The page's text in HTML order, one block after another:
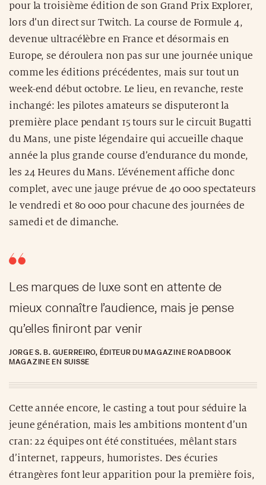
pour la troisième édition de son Grand Prix Explorer,
lors d’un direct sur Twitch. La course de Formule 4,
devenue ultracélèbre en France et désormais en
Europe, se déroulera non pas sur une journée unique
comme les éditions précédentes, mais sur tout un
week-end début octobre. Le lieu, en revanche, reste
inchangé: les pilotes amateurs se disputeront la
première place pendant 15 tours sur le circuit Bugatti
du Mans, une piste légendaire qui accueille chaque
année la plus grande course d’endurance du monde,
les 24 Heures du Mans. L’événement affiche donc
complet, avec une jauge prévue de 40 000 spectateurs
le vendredi et 80 000 pour chacune des journées de
samedi et de dimanche.
Les marques de luxe sont en attente de
mieux connaître l’audience, mais je pense
qu’elles finiront par venir
JORGE S. B. GUERREIRO, ÉDITEUR DU MAGAZINE ROADBOOK
MAGAZINE EN SUISSE
Cette année encore, le casting a tout pour séduire la
jeune génération, mais les ambitions montent d’un
cran: 22 équipes ont été constituées, mêlant stars
d’internet, rappeurs, humoristes. Des écuries
étrangères font leur apparition pour la première fois,